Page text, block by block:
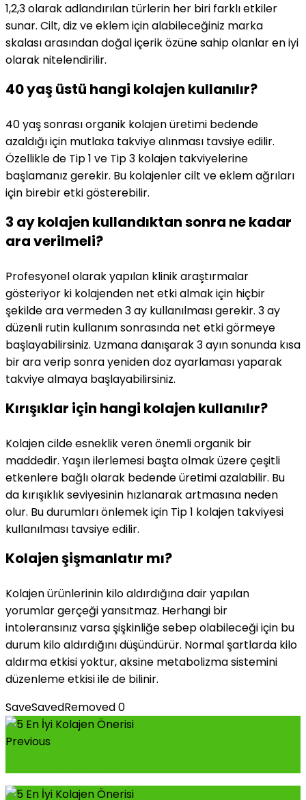
1,2,3 olarak adlandırılan türlerin her biri farklı etkiler
sunar. Cilt, diz ve eklem için alabileceğiniz marka
skalası arasından doğal içerik özüne sahip olanlar en iyi
olarak nitelendirilir.
40 yaş üstü hangi kolajen kullanılır?
40 yaş sonrası organik kolajen üretimi bedende
azaldığı için mutlaka takviye alınması tavsiye edilir.
Özellikle de Tip 1 ve Tip 3 kolajen takviyelerine
başlamanız gerekir. Bu kolajenler cilt ve eklem ağrıları
için birebir etki gösterebilir.
3 ay kolajen kullandıktan sonra ne kadar
ara verilmeli?
Profesyonel olarak yapılan klinik araştırmalar
gösteriyor ki kolajenden net etki almak için hiçbir
şekilde ara vermeden 3 ay kullanılması gerekir. 3 ay
düzenli rutin kullanım sonrasında net etki görmeye
başlayabilirsiniz. Uzmana danışarak 3 ayın sonunda kısa
bir ara verip sonra yeniden doz ayarlaması yaparak
takviye almaya başlayabilirsiniz.
Kırışıklar için hangi kolajen kullanılır?
Kolajen cilde esneklik veren önemli organik bir
maddedir. Yaşın ilerlemesi başta olmak üzere çeşitli
etkenlere bağlı olarak bedende üretimi azalabilir. Bu
da kırışıklık seviyesinin hızlanarak artmasına neden
olur. Bu durumları önlemek için Tip 1 kolajen takviyesi
kullanılması tavsiye edilir.
Kolajen şişmanlatır mı?
Kolajen ürünlerinin kilo aldırdığına dair yapılan
yorumlar gerçeği yansıtmaz. Herhangi bir
intoleransınız varsa şişkinliğe sebep olabileceği için bu
durum kilo aldırdığını düşündürür. Normal şartlarda kilo
aldırma etkisi yoktur, aksine metabolizma sistemini
düzenleme etkisi ile de bilinir.
SaveSavedRemoved0
Previous